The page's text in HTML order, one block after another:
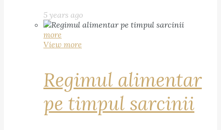
5 years ago
more
View more
Regimul alimentar
pe timpul sarcinii